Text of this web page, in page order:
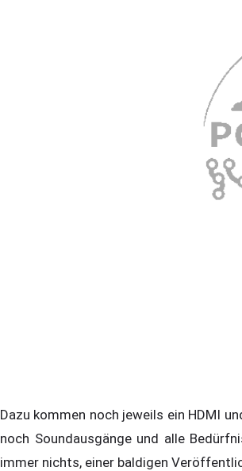
Dazu kommen noch jeweils ein HDMI
noch Soundausgänge und alle
immer nichts, einer baldigen